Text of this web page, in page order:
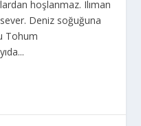
hoşlanmaz. Ilıman
Deniz soğuğuna
Tohum